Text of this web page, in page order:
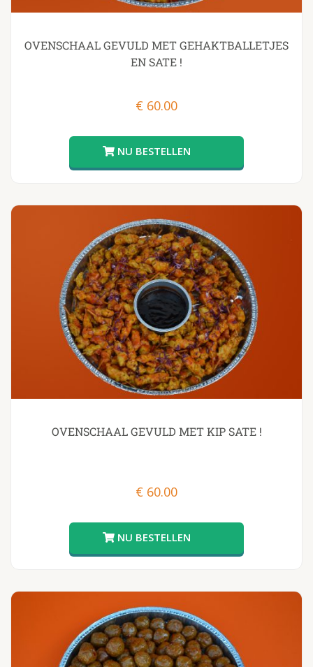
OVENSCHAAL GEVULD MET GEHAKTBALLETJES
EN SATE !
€ 60.00
OVENSCHAAL GEVULD MET KIP SATE !
€ 60.00